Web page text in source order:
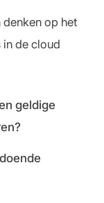
denken op het
de cloud
geldige